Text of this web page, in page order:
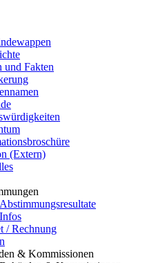
und Fakten
(Extern)
Abstimmungsresultate
Infos
/ Rechnung
& Kommissionen